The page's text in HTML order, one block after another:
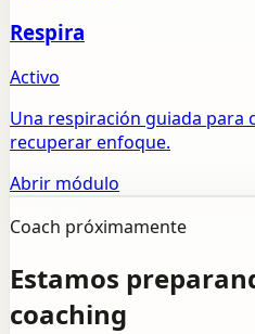
Respira
Activo
Una respiración guiada para
recuperar enfoque.
Abrir módulo
Coach próximamente
Estamos
coaching